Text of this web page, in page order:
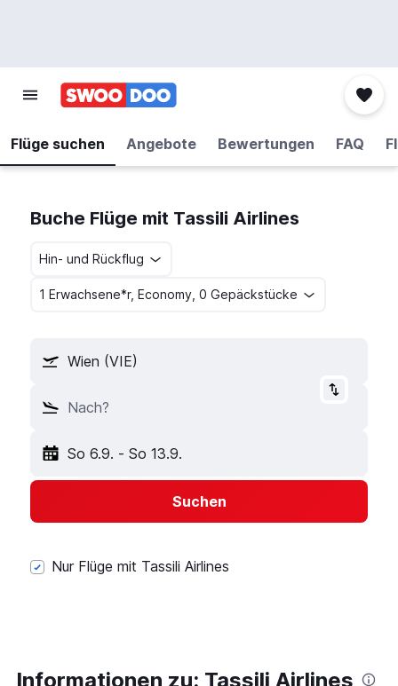
Flüge suchen Angebote Bewertungen FAQ
Buche Flüge mit Tassili Airlines
Hin- und Rückflug
1 Erwachsene*r, Economy, 0 Gepäckstücke
Wien (VIE)
Nach?
So 6.9. - So 13.9.
Suchen
Nur Flüge mit Tassili Airlines
Informationen zu: Tassili Airlines